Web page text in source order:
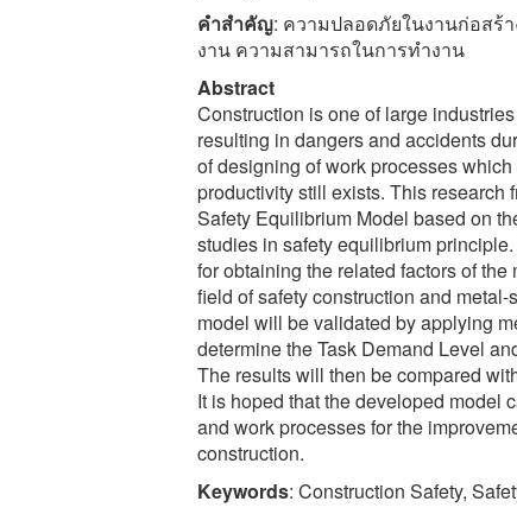
คำสำคัญ: ความปลอดภัยในงานก่อสร้
งาน ความสามารถในการทำงาน
Abstract
Construction is one of large
resulting in dangers and accidents
of designing of work processes
productivity still exists. This research
Safety Equilibrium Model based on
studies in safety equilibrium
for obtaining the related factors of
field of safety construction and
model will be validated by applying
determine the Task Demand Level
The results will then be compared
It is hoped that the developed model
and work processes for the
construction.
Keywords: Construction Safety,